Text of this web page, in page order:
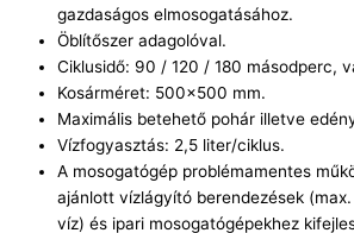
gazdaságos elmosogatásához.
Öblítőszer adagolóval.
Ciklusidő: 90 / 120 / 180 másodperc,
Kosárméret: 500×500 mm.
Maximális betehető pohár illetve
Vízfogyasztás: 2,5 liter/ciklus.
A mosogatógép problémamentes
ajánlott vízlágyító berendezések
víz) és ipari mosogatógépekhez